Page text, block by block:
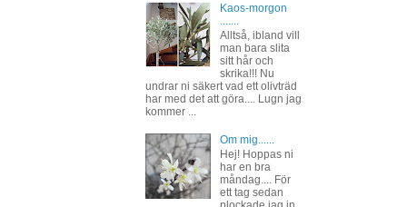
Kaos-morgon
Alltså, ibland vill
man bara slita
sitt hår och
skrika!!! Nu
undrar ni säkert vad ett olivträd
har med det att göra.... Lugn jag
kommer ...
Om mig......
Hej! Hoppas ni
har en bra
måndag.... För
ett tag sedan